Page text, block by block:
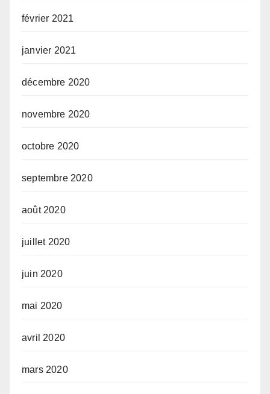
février 2021
janvier 2021
décembre 2020
novembre 2020
octobre 2020
septembre 2020
août 2020
juillet 2020
juin 2020
mai 2020
avril 2020
mars 2020